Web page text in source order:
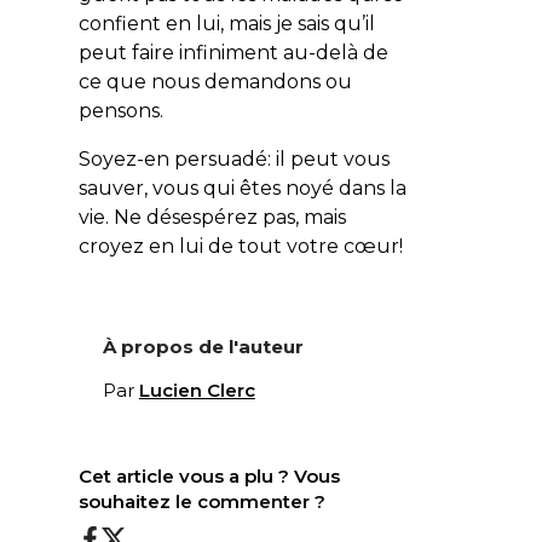
confient en lui, mais je sais qu’il
peut faire infiniment au-delà de
ce que nous demandons ou
pensons.
Soyez-en persuadé: il peut vous
sauver, vous qui êtes noyé dans la
vie. Ne désespérez pas, mais
croyez en lui de tout votre cœur!
À propos de l'auteur
Par Lucien Clerc
Cet article vous a plu ? Vous
souhaitez le commenter ?